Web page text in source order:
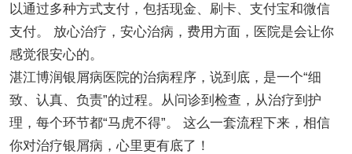
以通过多种方式支付，包括现金、刷卡、支付宝和微信
支付。 放心治疗，安心治病，费用方面，医院是会让你
感觉很安心的。
湛江博润银屑病医院的治病程序，说到底，是一个“细
致、认真、负责”的过程。从问诊到检查，从治疗到护
理，每个环节都“马虎不得”。 这么一套流程下来，相信
你对治疗银屑病，心里更有底了！